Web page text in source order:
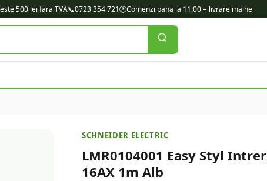
500 lei fara TVA📞0723 354 721🕐Comenzi pana la 11:00 = livrare maine
SCHNEIDER ELECTRIC
LMR0104001 Easy Styl
16AX 1m Alb